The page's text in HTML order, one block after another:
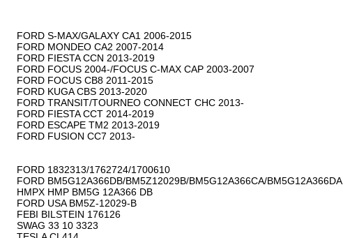
FORD S-MAX/GALAXY CA1 2006-2015
FORD MONDEO CA2 2007-2014
FORD FIESTA CCN 2013-2019
FORD FOCUS 2004-/FOCUS C-MAX CAP 2003-2007
FORD FOCUS CB8 2011-2015
FORD KUGA CBS 2013-2020
FORD TRANSIT/TOURNEO CONNECT CHC 2013-
FORD FIESTA CCT 2014-2019
FORD ESCAPE TM2 2013-2019
FORD FUSION CC7 2013-
FORD 1832313/1762724/1700610
FORD BM5G12A366DB/BM5Z12029B/BM5G12A366CA/BM5G12A366DA
HMPX HMP BM5G 12A366 DB
FORD USA BM5Z-12029-B
FEBI BILSTEIN 176126
SWAG 33 10 3323